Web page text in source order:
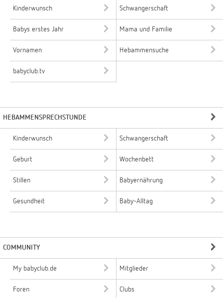
Kinderwunsch Schwangerschaft
Babys erstes Jahr Mama und Familie
Vornamen Hebammensuche
babyclub.tv
HEBAMMENSPRECHSTUNDE
Kinderwunsch Schwangerschaft
Geburt Wochenbett
Stillen Babyernährung
Gesundheit Baby-Alltag
COMMUNITY
My babyclub.de Mitglieder
Foren Clubs